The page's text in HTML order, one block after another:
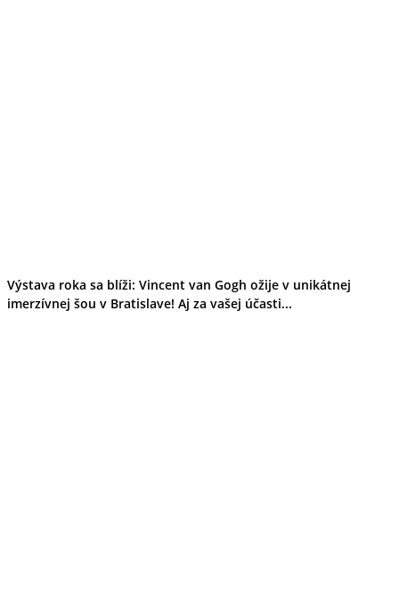
Výstava roka sa blíži: Vincent van Gogh ožije v unikátnej
imerzívnej šou v Bratislave! Aj za vašej účasti...